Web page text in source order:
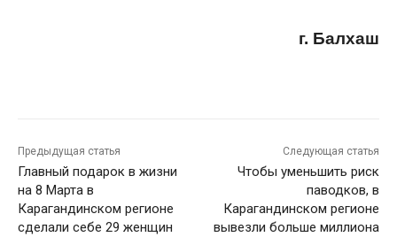
г. Балхаш
Предыдущая статья
Главный подарок в жизни
на 8 Марта в
Карагандинском регионе
сделали себе 29 женщин
Следующая статья
Чтобы уменьшить риск
паводков, в
Карагандинском регионе
вывезли больше миллиона